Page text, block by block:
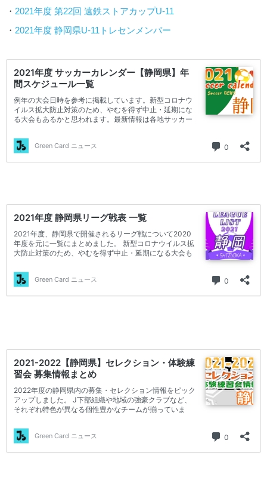
・ 2021年度 第22回 遠鉄ストアカップU-11
・ 2021年度 静岡県U-11トレセンメンバー